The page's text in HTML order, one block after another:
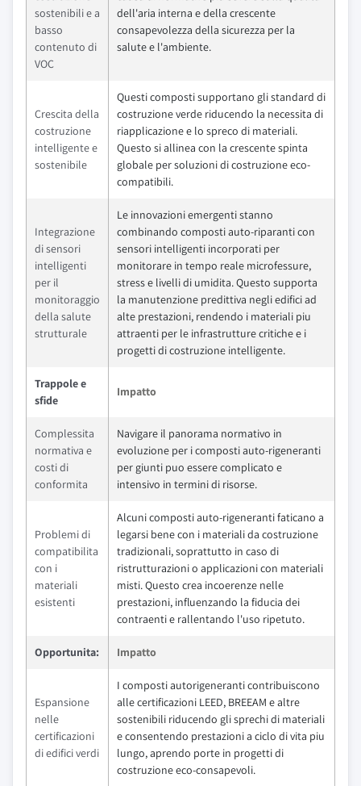
sostenibili e a
basso
contenuto di
VOC
dell'aria interna e della crescente
consapevolezza della sicurezza per la
salute e l'ambiente.
Crescita della
costruzione
intelligente e
sostenibile
Questi composti supportano gli standard di
costruzione verde riducendo la necessita di
riapplicazione e lo spreco di materiali.
Questo si allinea con la crescente spinta
globale per soluzioni di costruzione eco-
compatibili.
Integrazione
di sensori
intelligenti
per il
monitoraggio
della salute
strutturale
Le innovazioni emergenti stanno
combinando composti auto-riparanti con
sensori intelligenti incorporati per
monitorare in tempo reale microfessure,
stress e livelli di umidita. Questo supporta
la manutenzione predittiva negli edifici ad
alte prestazioni, rendendo i materiali piu
attraenti per le infrastrutture critiche e i
progetti di costruzione intelligente.
Trappole e
sfide
Impatto
Complessita
normativa e
costi di
conformita
Navigare il panorama normativo in
evoluzione per i composti auto-rigeneranti
per giunti puo essere complicato e
intensivo in termini di risorse.
Problemi di
compatibilita
con i
materiali
esistenti
Alcuni composti auto-rigeneranti faticano a
legarsi bene con i materiali da costruzione
tradizionali, soprattutto in caso di
ristrutturazioni o applicazioni con materiali
misti. Questo crea incoerenze nelle
prestazioni, influenzando la fiducia dei
contraenti e rallentando l'uso ripetuto.
Opportunita: Impatto
Espansione
nelle
certificazioni
di edifici verdi
I composti autorigeneranti contribuiscono
alle certificazioni LEED, BREEAM e altre
sostenibili riducendo gli sprechi di materiali
e consentendo prestazioni a ciclo di vita piu
lungo, aprendo porte in progetti di
costruzione eco-consapevoli.